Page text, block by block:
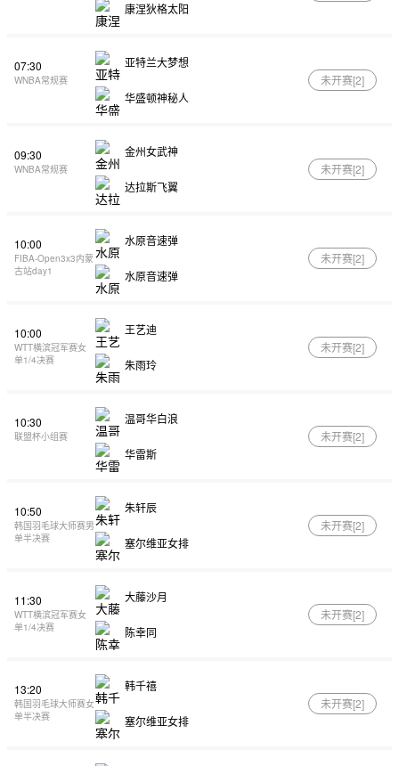
康涅狄格太阳
07:30
WNBA常规赛
亚特兰大梦想
华盛顿神秘人
未开赛[2]
09:30
WNBA常规赛
金州女武神
达拉斯飞翼
未开赛[2]
10:00
FIBA-Open3x3内蒙
古站day1
水原音速弹
水原音速弹
未开赛[2]
10:00
WTT横滨冠军赛女
单1/4决赛
王艺迪
朱雨玲
未开赛[2]
10:30
联盟杯小组赛
温哥华白浪
华雷斯
未开赛[2]
10:50
韩国羽毛球大师赛男
单半决赛
朱轩辰
塞尔维亚女排
未开赛[2]
11:30
WTT横滨冠军赛女
单1/4决赛
大藤沙月
陈幸同
未开赛[2]
13:20
韩国羽毛球大师赛女
单半决赛
韩千禧
塞尔维亚女排
未开赛[2]